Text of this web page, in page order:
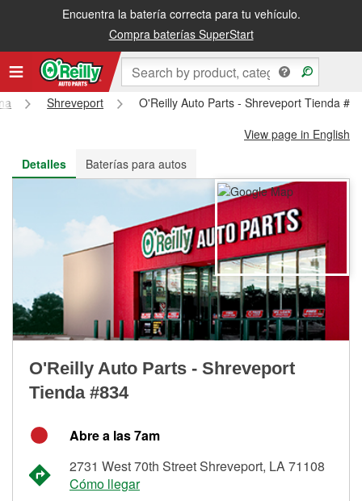
Encuentra la batería correcta para tu vehículo.
Compra baterías SuperStart
Recibe tu orden gratis al día siguiente o recógela en la tienda
Shreveport
O'Reilly Auto Parts - Shreveport Tienda
View page in English
Detalles
Baterías para autos
O'Reilly Auto Parts - Shreveport
Tienda #834
Abre a las 7am
2731 West 70th Street Shreveport, LA 71108
Cómo llegar